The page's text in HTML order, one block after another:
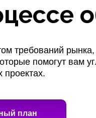
план
требований
помогут вам
проектах.